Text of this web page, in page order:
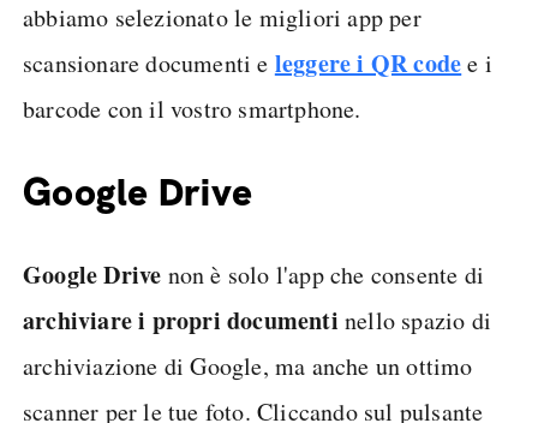
abbiamo selezionato le migliori app per
scansionare documenti e leggere i QR codee i
barcode con il vostro smartphone.
Google Drive
Google Drive non è solo l'app che consente di
archiviare i propri documenti nello spazio di
archiviazione di Google, ma anche un ottimo
scanner per le tue foto. Cliccando sul pulsante